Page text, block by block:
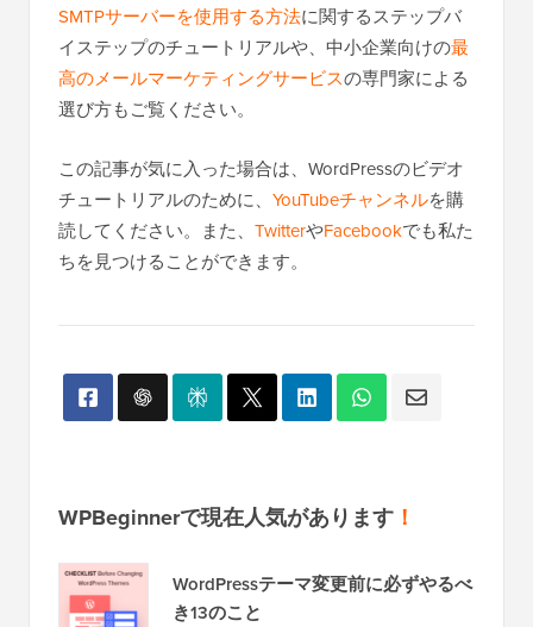
SMTPサーバーを使用する方法に関するステップバ
イステップのチュートリアルや、中小企業向けの最
高のメールマーケティングサービスの専門家による
選び方もご覧ください。
この記事が気に入った場合は、WordPressのビデオ
チュートリアルのために、 YouTubeチャンネルを購
読してください。また、 TwitterやFacebookでも私た
ちを見つけることができます。
WPBeginnerで現在人気があります ！
WordPressテーマ変更前に必ずやるべ
き13のこと